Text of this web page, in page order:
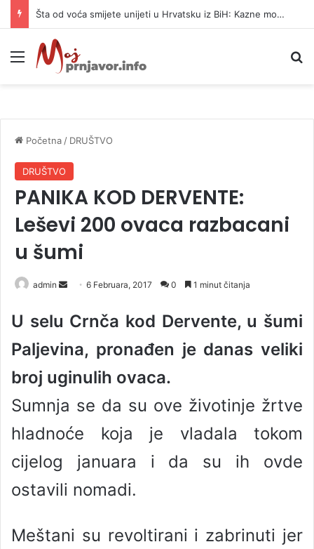
Šta od voća smijete unijeti u Hrvatsku iz BiH: Kazne mogu dostići 13.260 evra
Meni
Početna / DRUŠTVO
DRUŠTVO
PANIKA KOD DERVENTE:
Leševi 200 ovaca razbacani
u šumi
admin
n
a
n
e
m
i
6 Februara, 2017 0 1 minut čitanja
U selu Crnča kod Dervente, u šumi
Paljevina, pronađen je danas veliki
broj uginulih ovaca.
Sumnja se da su ove životinje žrtve
hladnoće koja je vladala tokom
cijelog januara i da su ih ovde
ostavili nomadi.
Meštani su revoltirani i zabrinuti jer